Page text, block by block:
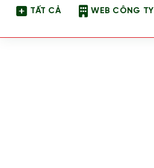
TẤT CẢ WEB CÔNG TY